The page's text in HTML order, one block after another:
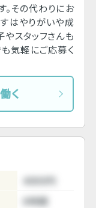
その代わりにお
はやりがいや成
やスタッフさんも
気軽にご応募く
く
4000円
6時間